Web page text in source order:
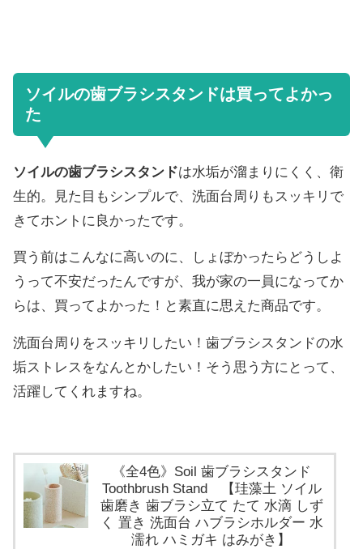
ソイルの歯ブラシスタンドは買ってよかっ
た
ソイルの歯ブラシスタンドは水垢が溜まりにくく、衛
生的。見た目もシンプルで、洗面台周りもスッキリで
きてホントに良かったです。
買う前はこんなに高いのに、しょぼかったらどうしよ
うって不安だったんですが、我が家の一員になってか
らは、買ってよかった！と素直に思えた商品です。
洗面台周りをスッキリしたい！歯ブラシスタンドの水
垢ストレスをなんとかしたい！そう思う方にとって、
活躍してくれますね。
《全4色》Soil 歯ブラシスタンド
Toothbrush Stand 【珪藻土 ソイル
歯磨き 歯ブラシ立て たて 水滴 しず
く 置き 洗面台 ハブラシホルダー 水
濡れ ハミガキ はみがき】